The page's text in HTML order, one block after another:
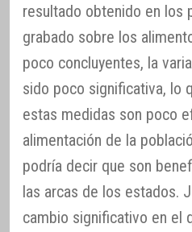
resultado obtenido en los
grabado sobre los
poco concluyentes, la
sido poco significativa, lo
estas medidas son poco
alimentación de la
podría decir que son
las arcas de los estados.
cambio significativo en el